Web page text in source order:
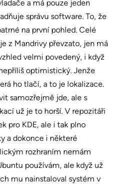
a má pouze jeden
správu software. To, že
na první pohled. Celé
z Mandrivy převzato, jen má
velmi povedený, i když
optimistický. Jenže
ho tlačí, a to je lokalizace.
samozřejmě jde, ale s
už je to horší. V repozitáři
pro KDE, ale i tak plno
a dokonce i některé
rozhraním nemám
používám, ale když už
mu nainstaloval systém v